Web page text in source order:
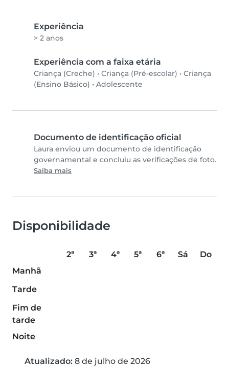
Experiência
> 2 anos
Experiência com a faixa etária
Criança (Creche) • Criança (Pré-escolar) • Criança
(Ensino Básico) • Adolescente
Documento de identificação oficial
Laura enviou um documento de identificação
governamental e concluiu as verificações de foto.
Saiba mais
Disponibilidade
2ª 3ª 4ª 5ª 6ª Sá
Do
Manhã
Tarde
Fim de
tarde
Noite
Atualizado: 8 de julho de 2026